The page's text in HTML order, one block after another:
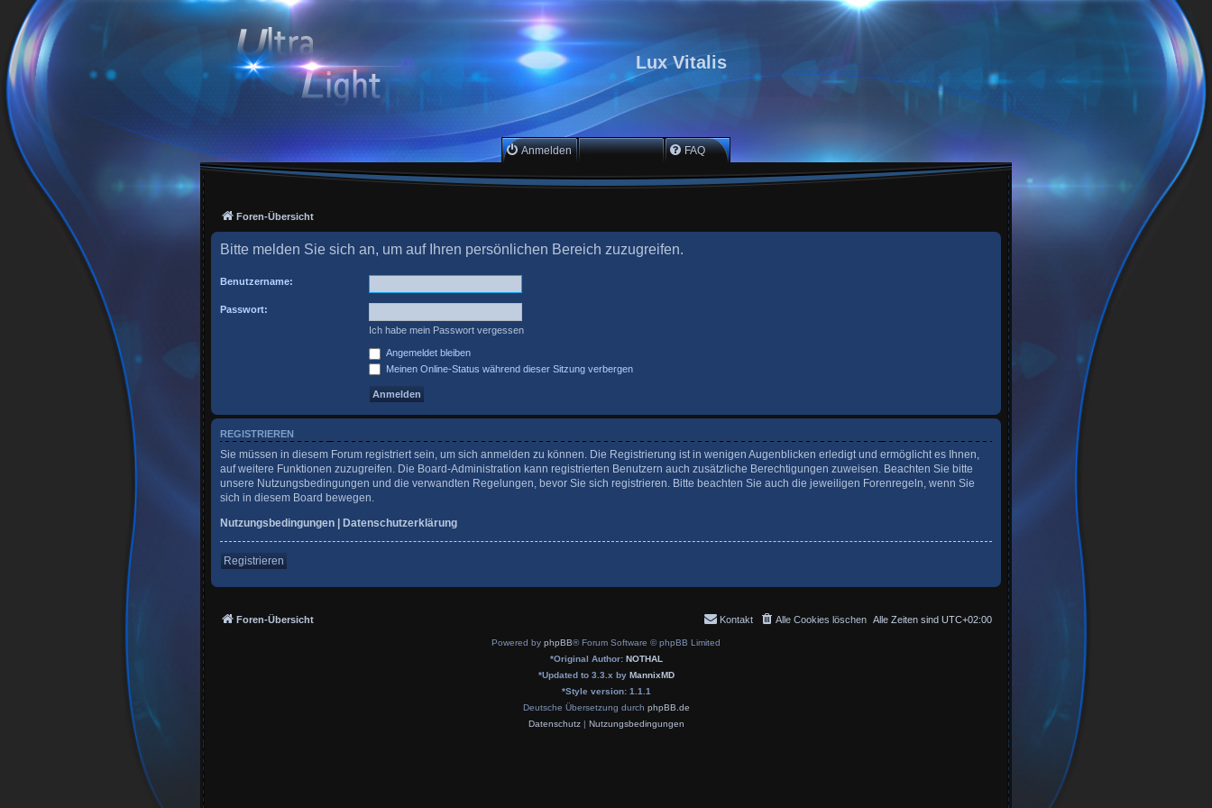
Lux Vitalis
Anmelden Registrieren FAQ
Foren-Übersicht
Bitte melden Sie sich an, um auf Ihren persönlichen Bereich zuzugreifen.
Benutzername:
Passwort:
Ich habe mein Passwort vergessen
Angemeldet bleiben
Meinen Online-Status während dieser Sitzung verbergen
REGISTRIEREN
Sie müssen in diesem Forum registriert sein, um sich anmelden zu können. Die Registrierung ist in wenigen Augenblicken erledigt und ermöglicht es Ihnen,
auf weitere Funktionen zuzugreifen. Die Board-Administration kann registrierten Benutzern auch zusätzliche Berechtigungen zuweisen. Beachten Sie bitte
unsere Nutzungsbedingungen und die verwandten Regelungen, bevor Sie sich registrieren. Bitte beachten Sie auch die jeweiligen Forenregeln, wenn Sie
sich in diesem Board bewegen.
Nutzungsbedingungen | Datenschutzerklärung
Registrieren
Foren-Übersicht Alle Zeiten sind UTC+02:00
Alle Cookies löschen
Kontakt
Powered by phpBB® Forum Software © phpBB Limited
*Original Author: NOTHAL
*Updated to 3.3.x by MannixMD
*Style version: 1.1.1
Deutsche Übersetzung durch phpBB.de
Datenschutz| Nutzungsbedingungen